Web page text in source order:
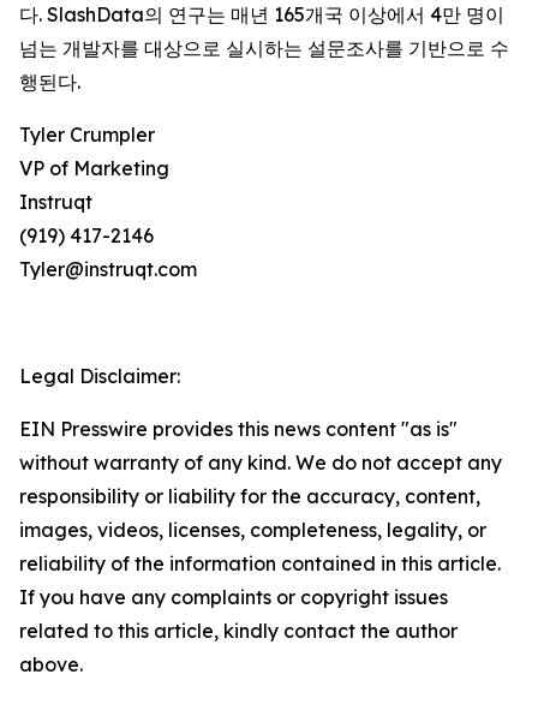
다. SlashData의 연구는 매년 165개국 이상에서 4만 명이
넘는 개발자를 대상으로 실시하는 설문조사를 기반으로 수
행된다.
Tyler Crumpler
VP of Marketing
Instruqt
(919) 417-2146
Tyler@instruqt.com
Legal Disclaimer:
EIN Presswire provides this news content "as is"
without warranty of any kind. We do not accept any
responsibility or liability for the accuracy, content,
images, videos, licenses, completeness, legality, or
reliability of the information contained in this article.
If you have any complaints or copyright issues
related to this article, kindly contact the author
above.